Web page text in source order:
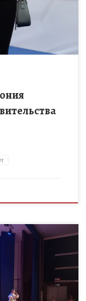
ДЮЦ», были […]
(«Центр
детей, обучающихся в
состоялось